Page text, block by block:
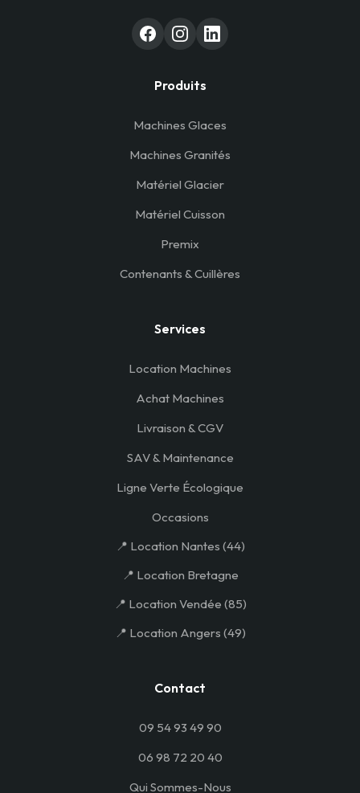
Produits
Machines Glaces
Machines Granités
Matériel Glacier
Matériel Cuisson
Premix
Contenants & Cuillères
Services
Location Machines
Achat Machines
Livraison & CGV
SAV & Maintenance
Ligne Verte Écologique
Occasions
📍 Location Nantes (44)
📍 Location Bretagne
📍 Location Vendée (85)
📍 Location Angers (49)
Contact
09 54 93 49 90
06 98 72 20 40
Qui Sommes-Nous